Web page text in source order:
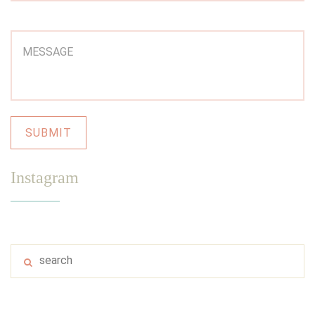
Instagram